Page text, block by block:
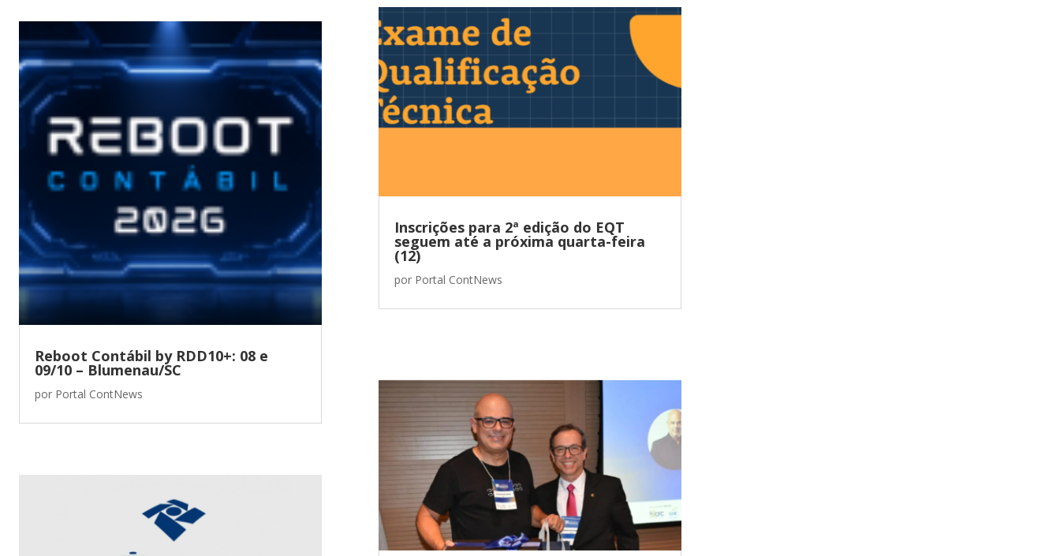
Reboot Contábil by RDD10+: 08 e
09/10 – Blumenau/SC
por Portal ContNews
Inscrições para 2ª edição do EQT
seguem até a próxima quarta-feira
(12)
por Portal ContNews